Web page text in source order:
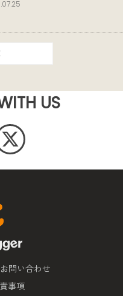
US
お問い合わせ
事項